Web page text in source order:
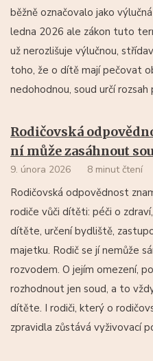
běžně označovalo jako
ledna 2026 ale zákon tuto
už nerozlišuje výlučnou,
toho, že o dítě mají pečovat
nedohodnou, soud určí rozsah
Rodičovská
ní může zasáhnout
9. února 2026 8 minut čtení
Rodičovská odpovědnost
rodiče vůči dítěti: péči o
dítěte, určení bydliště,
majetku. Rodič se jí nemůže
rozvodem. O jejím omezení,
rozhodnout jen soud, a to
dítěte. I rodiči, který o
zpravidla zůstává vyživovací